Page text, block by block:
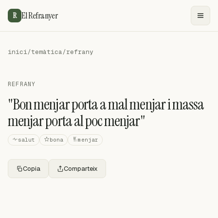
R El Refranyer
inici/temàtica/refrany
REFRANY
"Bon menjar porta a mal menjar i massa
menjar porta al poc menjar"
salut bona menjar
Copia Comparteix